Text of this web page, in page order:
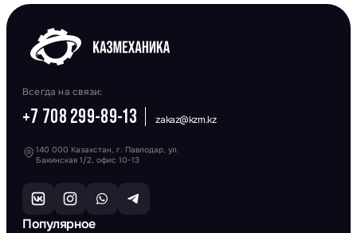
Всегда на связи:
+7 708 299-89-13 zakaz@kzm.kz
140 000 Казахстан, г. Павлодар, ул.
Бакинская 1/2, офис 10-13
Популярное